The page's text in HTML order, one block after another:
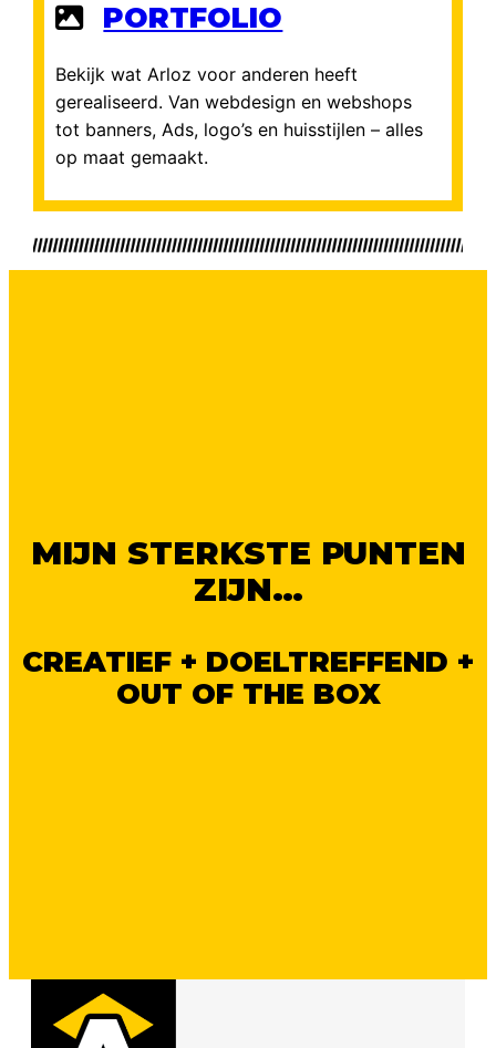
PORTFOLIO
Bekijk wat Arloz voor anderen heeft
gerealiseerd. Van webdesign en webshops
tot banners, Ads, logo’s en huisstijlen – alles
op maat gemaakt.
MIJN STERKSTE PUNTEN
ZIJN…
CREATIEF + DOELTREFFEND +
OUT OF THE BOX